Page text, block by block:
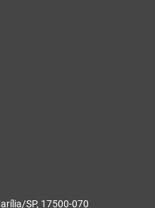
SP, 17500-070